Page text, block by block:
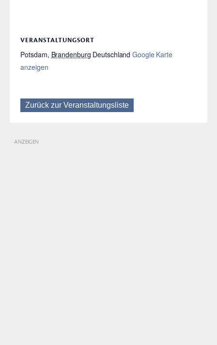
VERANSTALTUNGSORT
Potsdam, Brandenburg Deutschland Google Karte
anzeigen
Zurück zur Veranstaltungsliste
ANZEIGEN